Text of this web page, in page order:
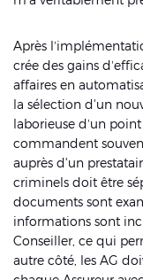
Après
crée des gains
affaires en
la sélection d'un
laborieuse d’un
commandent
auprès d'un
criminels doit être
documents sont
informations sont
Conseiller, ce qui
autre côté, les AG